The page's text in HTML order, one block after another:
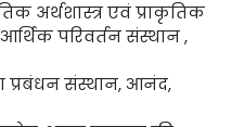
अर्थशास्त्र एवं प्राकृतिक
परिवर्तन संस्थान ,
प्रबंधन संस्थान, आनंद,